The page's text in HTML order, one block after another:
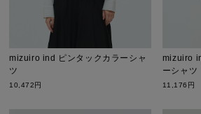
mizuiro ind ピンタックカラーシャ
ツ
10,472円
mizuiro
ーシャツ
11,176円